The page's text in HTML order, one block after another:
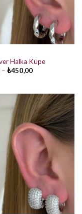
Halka Küpe
– ₺450,00Fiyat
₺450,00